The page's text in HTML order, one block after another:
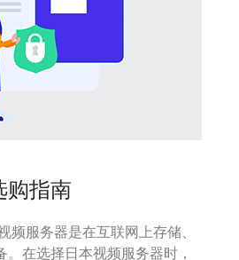
购指南
在选择日本视频服务器时，